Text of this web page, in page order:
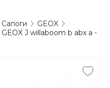
Сапоги
GEOX
J willaboom b abx a -